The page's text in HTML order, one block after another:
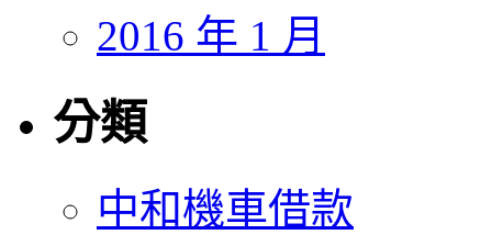
2016 年 1 月
分類
中和機車借款